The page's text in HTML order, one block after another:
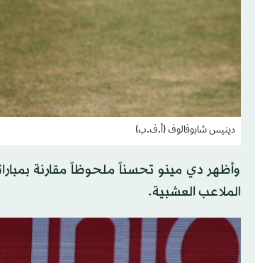
دينيس شابوفالوف (أ.ف.ب)
وأظهر دي مينو تحسناً ملحوظاً مقارنة
الملاعب العشبية.